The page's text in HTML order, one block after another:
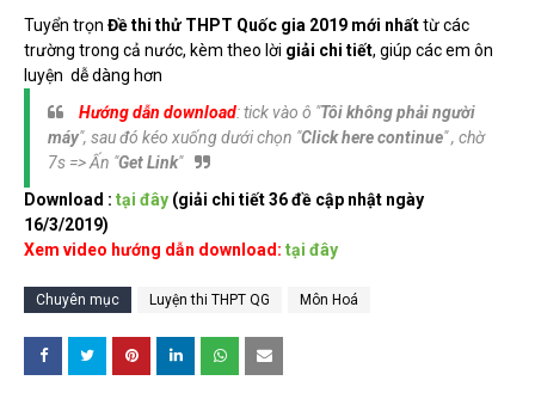
Tuyển trọn Đề thi thử THPT Quốc gia 2019 mới nhấttừ các
trường trong cả nước, kèm theo lời giải chi tiết, giúp các em ôn
luyện dễ dàng hơn
Hướng dẫn download: tick vào ô "Tôi không phải người
máy", sau đó kéo xuống dưới chọn "Click here continue" , chờ
7s => Ấn "Get Link"
Download : tại đây (giải chi tiết 36 đề cập nhật ngày
16/3/2019)
Xem video hướng dẫn download: tại đây
Chuyên mục Luyện thi THPT QG Môn Hoá